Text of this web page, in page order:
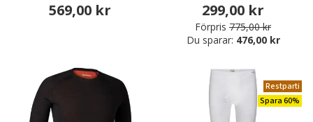
569,00 kr 299,00 kr
Förpris 775,00 kr
Du sparar: 476,00 kr
Restparti
Spara 60%